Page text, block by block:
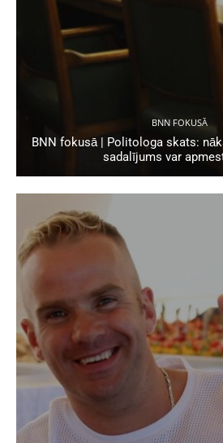
BNN FOKUSĀ
BNN fokusā | Politologa skats:
sadalījums var